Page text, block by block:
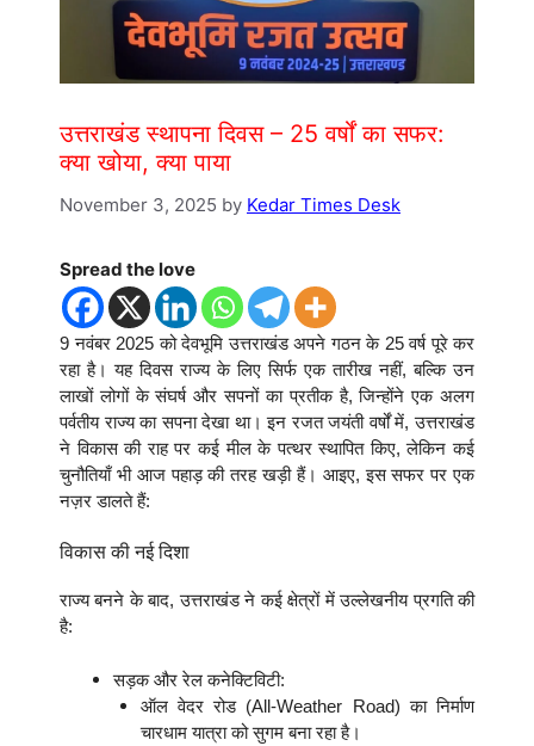
उत्तराखंड स्थापना दिवस – 25 वर्षों का सफर:
क्या खोया, क्या पाया
November 3, 2025 by Kedar Times Desk
Spread the love
9 नवंबर 2025 को देवभूमि उत्तराखंड अपने गठन के 25 वर्ष पूरे कर
रहा है। यह दिवस राज्य के लिए सिर्फ एक तारीख नहीं, बल्कि उन
लाखों लोगों के संघर्ष और सपनों का प्रतीक है, जिन्होंने एक अलग
पर्वतीय राज्य का सपना देखा था। इन रजत जयंती वर्षों में, उत्तराखंड
ने विकास की राह पर कई मील के पत्थर स्थापित किए, लेकिन कई
चुनौतियाँ भी आज पहाड़ की तरह खड़ी हैं। आइए, इस सफर पर एक
नज़र डालते हैं:
विकास की नई दिशा
राज्य बनने के बाद, उत्तराखंड ने कई क्षेत्रों में उल्लेखनीय प्रगति की
है:
सड़क और रेल कनेक्टिविटी:
ऑल वेदर रोड (All-Weather Road) का निर्माण
चारधाम यात्रा को सुगम बना रहा है।